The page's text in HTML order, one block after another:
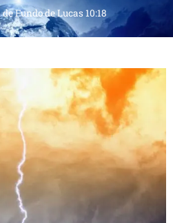
Fundo de Lucas 10:18